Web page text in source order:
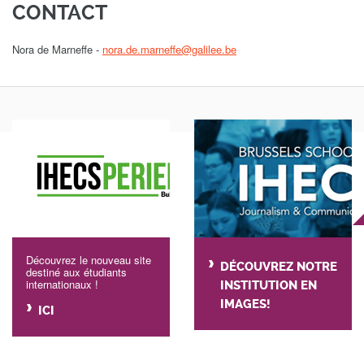
CONTACT
Nora de Marneffe - nora.de.marneffe@galilee.be
Découvrez le nouveau site
destiné aux étudiants
internationaux !
ICI
DÉCOUVREZ NOTRE
INSTITUTION EN
IMAGES!